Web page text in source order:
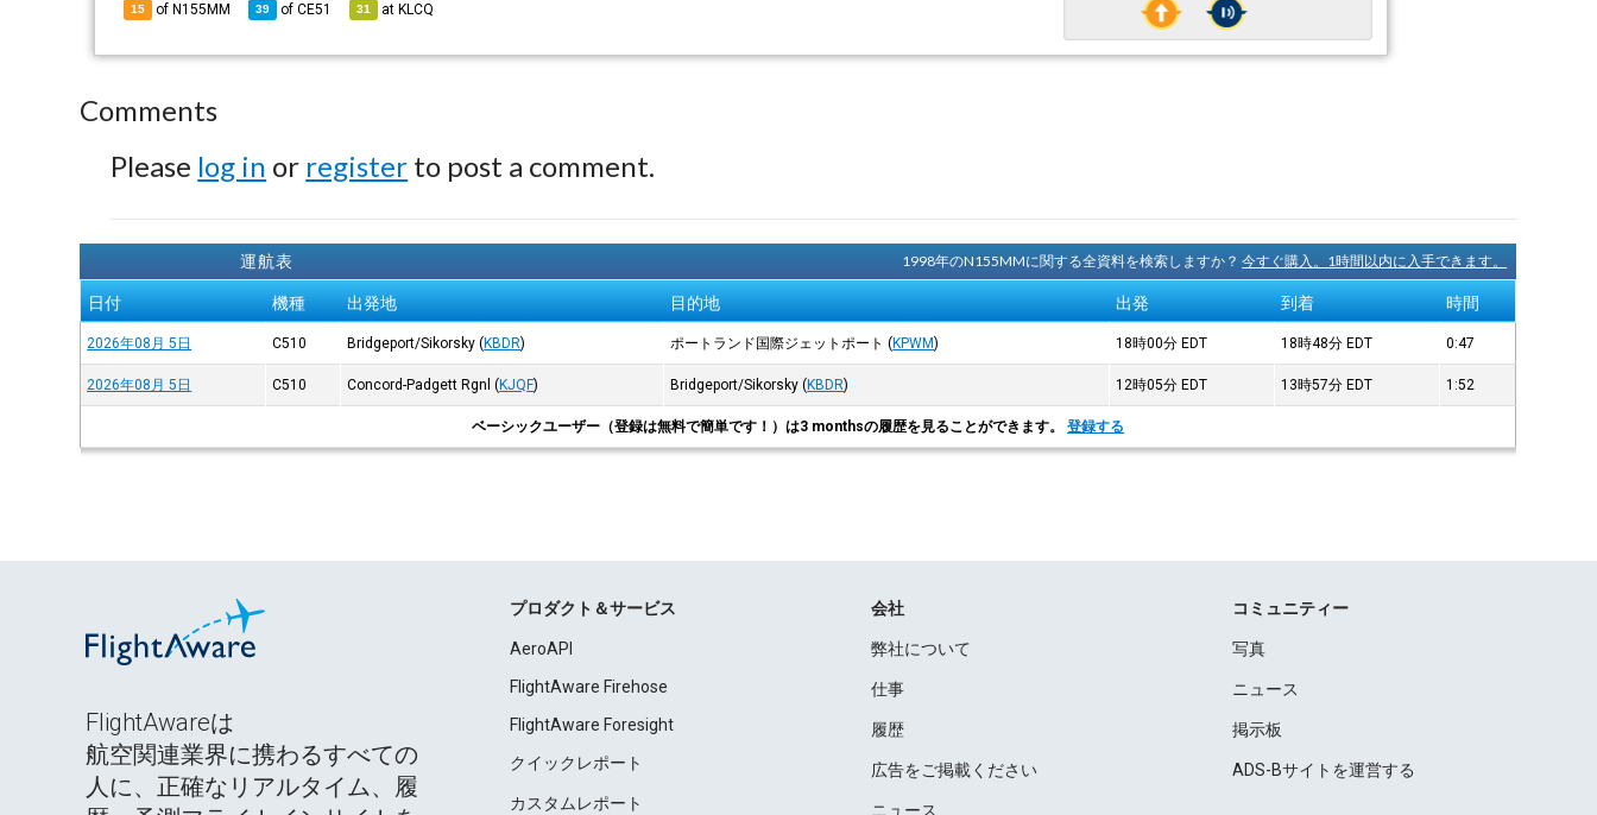
15 of N155MM 39 ofCE51 31 at KLCQ
Comments
Please log in or register to post a comment.
運航表 1998年のN155MMに関する全資料を検索しますか？今すぐ購入。1時間以内に入手できます。
日付 機種 出発地 目的地 出発 到着 時間
2026年08月 5日 C510 Bridgeport/Sikorsky (KBDR) ポートランド国際ジェットポート (KPWM) 18時00分 EDT 18時48分 EDT 0:47
2026年08月 5日 C510 Concord-Padgett Rgnl (KJQF) Bridgeport/Sikorsky (KBDR) 12時05分 EDT 13時57分 EDT 1:52
ベーシックユーザー（登録は無料で簡単です！）は3 monthsの履歴を見ることができます。登録する
FlightAwareは
航空関連業界に携わるすべての
人に、正確なリアルタイム、履
プロダクト＆サービス
AeroAPI
FlightAware Firehose
FlightAware Foresight
クイックレポート
カスタムレポート
会社
弊社について
仕事
履歴
広告をご掲載ください
ニュース
コミュニティー
写真
ニュース
掲示板
ADS-Bサイトを運営する